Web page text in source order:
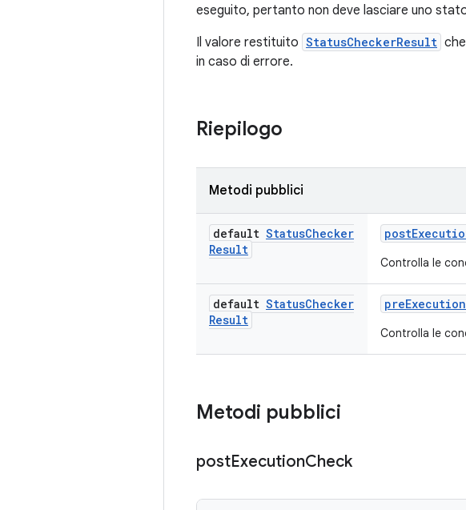
eseguito, pertanto non deve lasciare uno
Il valore restituito StatusCheckerResult
in caso di errore.
Riepilogo
Metodi pubblici
default StatusChecker
Result
post
Controlla le
default StatusChecker
Result
preExecution
Controlla le
Metodi pubblici
postExecutionCheck